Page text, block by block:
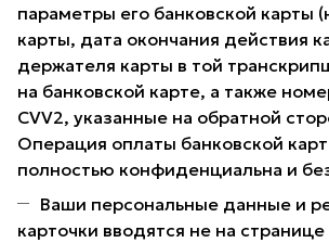
параметры его банковской карты
карты, дата окончания действия
держателя карты в той
на банковской карте, а также
CVV2, указанные на обратной
Операция оплаты банковской
полностью конфиденциальна и
Ваши персональные данные и
карточки вводятся не на